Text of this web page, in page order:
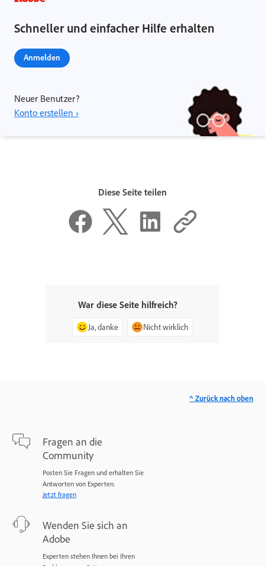
Schneller und einfacher Hilfe erhalten
Anmelden
Neuer Benutzer?
Konto erstellen ›
Diese Seite teilen
War diese Seite hilfreich?
Ja, danke Nicht wirklich
Fragen an die
Community
Posten Sie Fragen und erhalten Sie
Antworten von Experten.
Jetzt fragen
Wenden Sie sich an
Adobe
Experten stehen Ihnen bei Ihren
Problemen zur Seite.
^ Zurück nach oben